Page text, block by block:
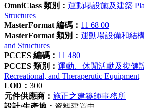
OmniClass 類別： 運動場設施及建築
Structures
MasterFormat 編碼： 11 68 00
MasterFormat 類別： 運動場設備和結
and Structures
PCCES 編碼： 11 480
PCCES 類別： 運動、休閒活動及復健
Recreational, and Theraperutic Equipment
LOD： 300
元件供應商： 施正之建築師事務所